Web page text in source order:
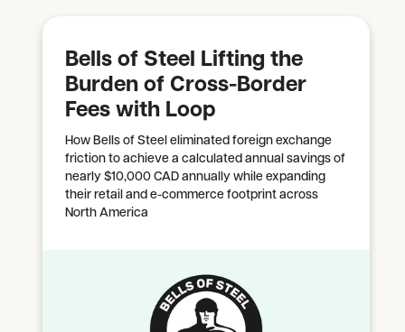
Bells of Steel Lifting the
Burden of Cross-Border
Fees with Loop
How Bells of Steel eliminated foreign exchange
friction to achieve a calculated annual savings of
nearly $10,000 CAD annually while expanding
their retail and e-commerce footprint across
North America